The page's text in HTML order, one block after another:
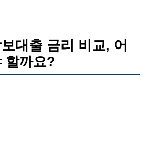
대출 금리 비교, 어
할까요?